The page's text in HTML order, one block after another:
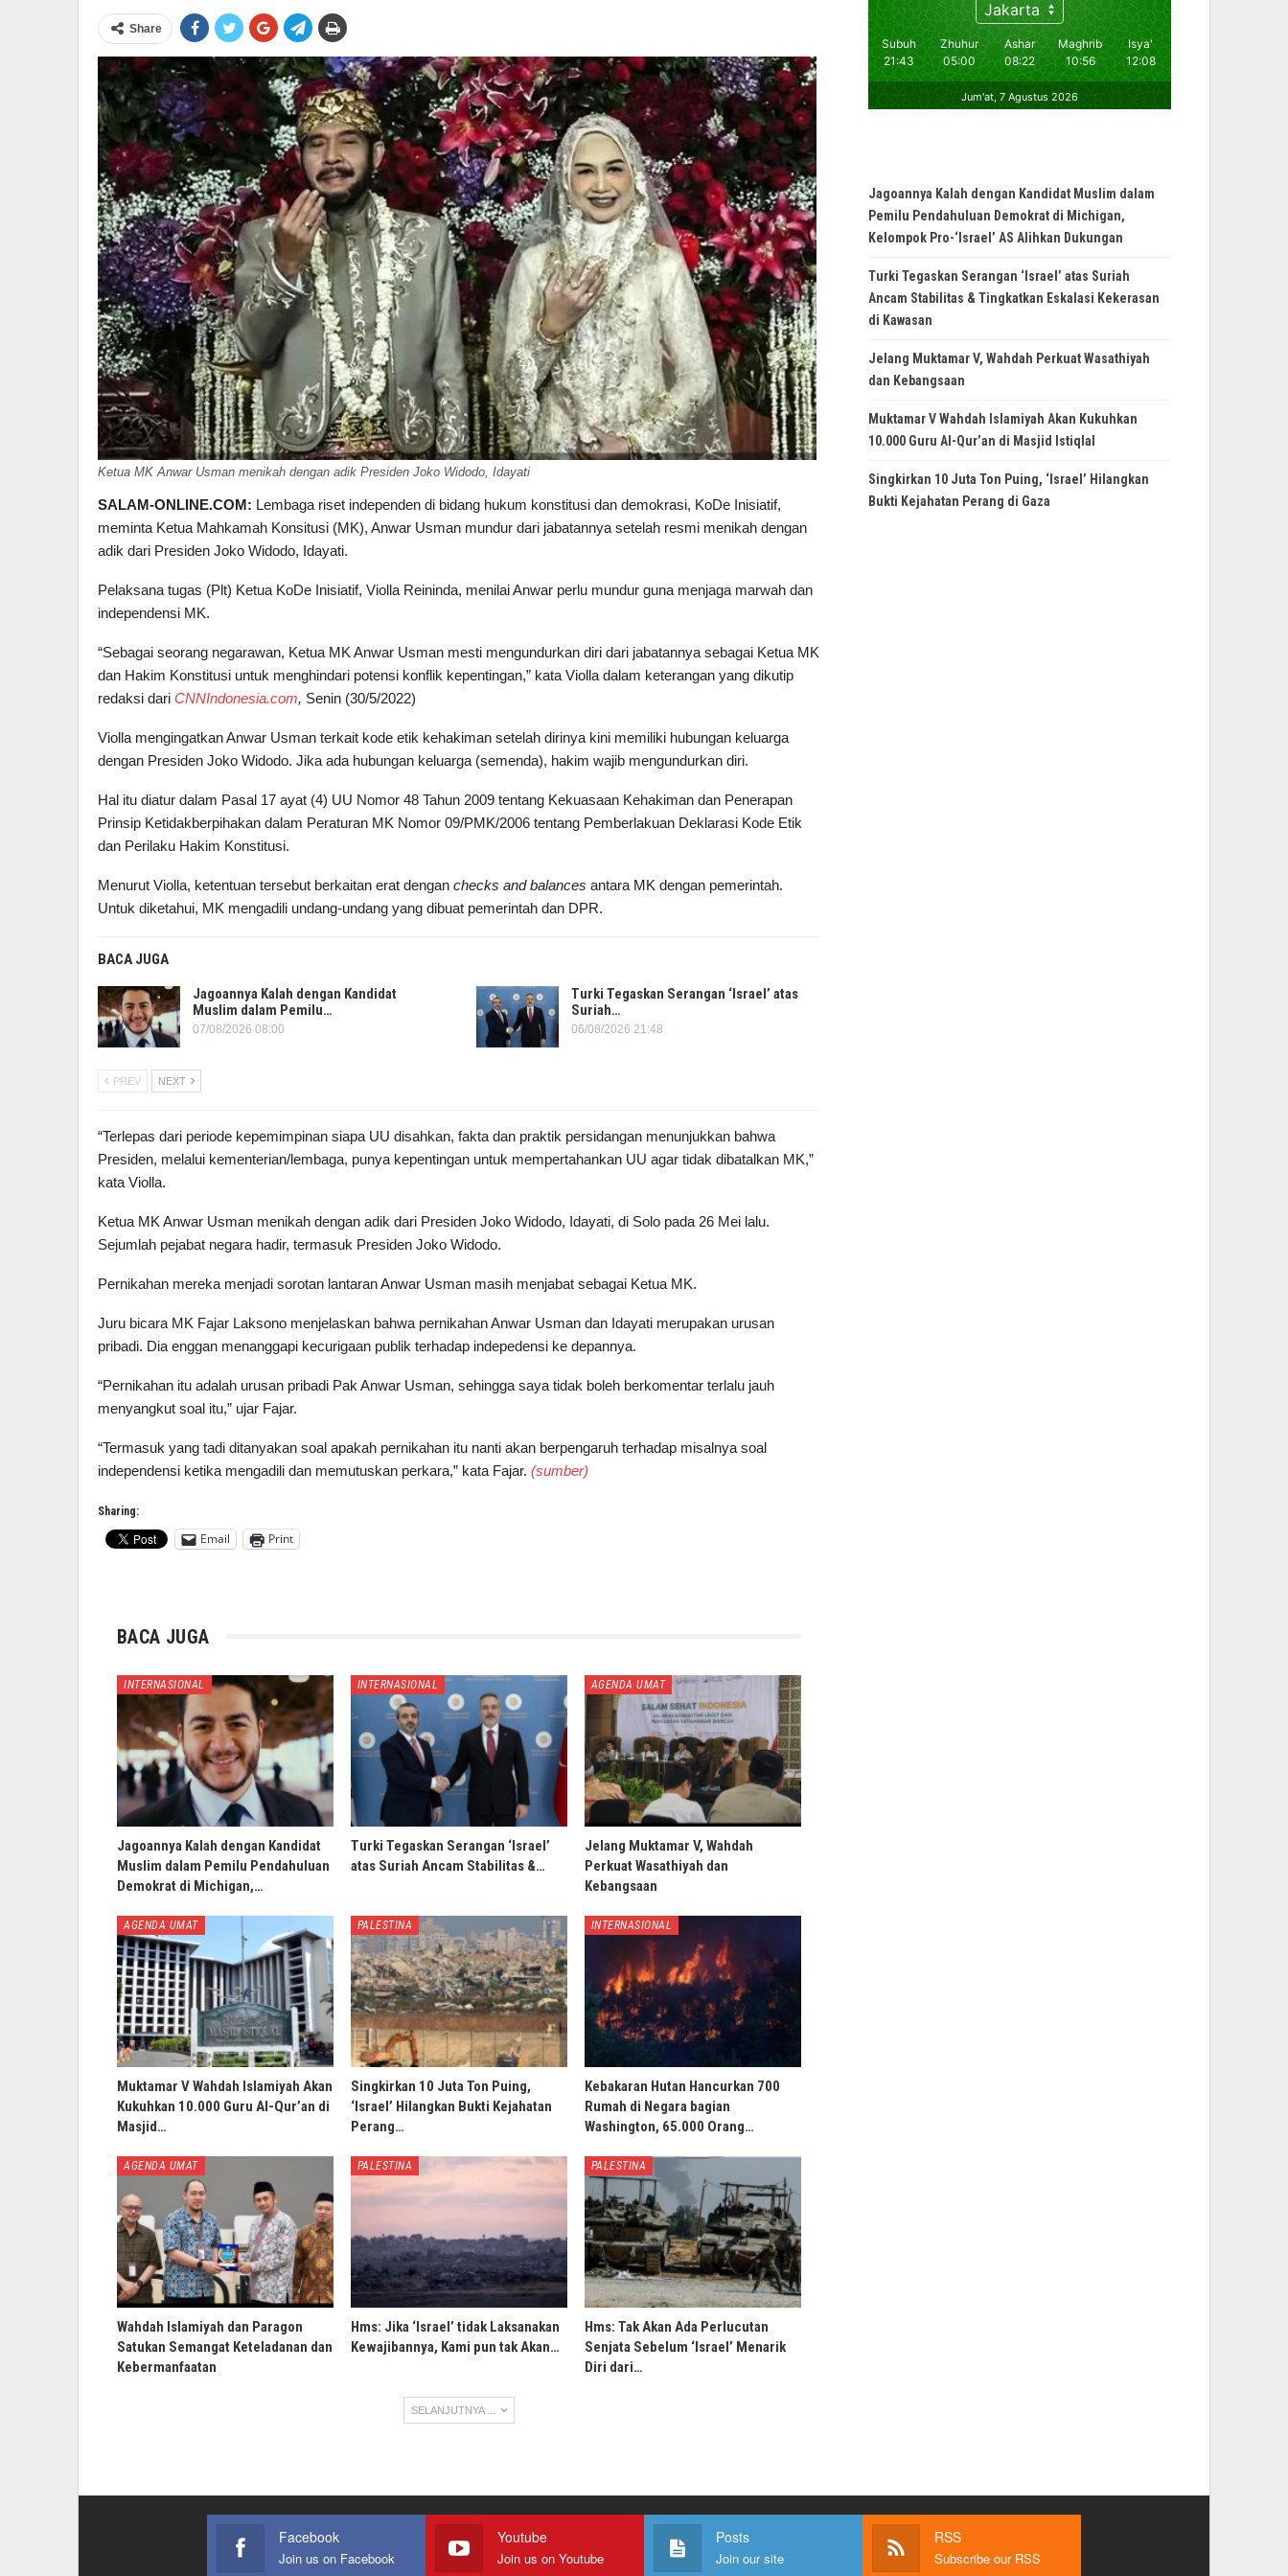
Share
Ketua MK Anwar Usman menikah dengan adik Presiden Joko Widodo, Idayati
SALAM-ONLINE.COM: Lembaga riset independen di bidang hukum konstitusi dan demokrasi, KoDe Inisiatif,
meminta Ketua Mahkamah Konsitusi (MK), Anwar Usman mundur dari jabatannya setelah resmi menikah dengan
adik dari Presiden Joko Widodo, Idayati.
Pelaksana tugas (Plt) Ketua KoDe Inisiatif, Violla Reininda, menilai Anwar perlu mundur guna menjaga marwah dan
independensi MK.
“Sebagai seorang negarawan, Ketua MK Anwar Usman mesti mengundurkan diri dari jabatannya sebagai Ketua MK
dan Hakim Konstitusi untuk menghindari potensi konflik kepentingan,” kata Violla dalam keterangan yang dikutip
redaksi dari CNNIndonesia.com, Senin (30/5/2022)
Violla mengingatkan Anwar Usman terkait kode etik kehakiman setelah dirinya kini memiliki hubungan keluarga
dengan Presiden Joko Widodo. Jika ada hubungan keluarga (semenda), hakim wajib mengundurkan diri.
Hal itu diatur dalam Pasal 17 ayat (4) UU Nomor 48 Tahun 2009 tentang Kekuasaan Kehakiman dan Penerapan
Prinsip Ketidakberpihakan dalam Peraturan MK Nomor 09/PMK/2006 tentang Pemberlakuan Deklarasi Kode Etik
dan Perilaku Hakim Konstitusi.
Menurut Violla, ketentuan tersebut berkaitan erat dengan checks and balances antara MK dengan pemerintah.
Untuk diketahui, MK mengadili undang-undang yang dibuat pemerintah dan DPR.
BACA JUGA
Jagoannya Kalah dengan Kandidat
Muslim dalam Pemilu…
07/08/2026 08:00
Turki Tegaskan Serangan ‘Israel’ atas
Suriah…
06/08/2026 21:48
PREV NEXT
“Terlepas dari periode kepemimpinan siapa UU disahkan, fakta dan praktik persidangan menunjukkan bahwa
Presiden, melalui kementerian/lembaga, punya kepentingan untuk mempertahankan UU agar tidak dibatalkan MK,”
kata Violla.
Ketua MK Anwar Usman menikah dengan adik dari Presiden Joko Widodo, Idayati, di Solo pada 26 Mei lalu.
Sejumlah pejabat negara hadir, termasuk Presiden Joko Widodo.
Pernikahan mereka menjadi sorotan lantaran Anwar Usman masih menjabat sebagai Ketua MK.
Juru bicara MK Fajar Laksono menjelaskan bahwa pernikahan Anwar Usman dan Idayati merupakan urusan
pribadi. Dia enggan menanggapi kecurigaan publik terhadap indepedensi ke depannya.
“Pernikahan itu adalah urusan pribadi Pak Anwar Usman, sehingga saya tidak boleh berkomentar terlalu jauh
menyangkut soal itu,” ujar Fajar.
“Termasuk yang tadi ditanyakan soal apakah pernikahan itu nanti akan berpengaruh terhadap misalnya soal
independensi ketika mengadili dan memutuskan perkara,” kata Fajar. (sumber)
Sharing:
Email Print
BACA JUGA
INTERNASIONAL
Jagoannya Kalah dengan Kandidat
Muslim dalam Pemilu Pendahuluan
Demokrat di Michigan,…
INTERNASIONAL
Turki Tegaskan Serangan ‘Israel’
atas Suriah Ancam Stabilitas &…
AGENDA UMAT
Jelang Muktamar V, Wahdah
Perkuat Wasathiyah dan
Kebangsaan
AGENDA UMAT
Muktamar V Wahdah Islamiyah Akan
Kukuhkan 10.000 Guru Al-Qur’an di
Masjid…
PALESTINA
Singkirkan 10 Juta Ton Puing,
‘Israel’ Hilangkan Bukti Kejahatan
Perang…
INTERNASIONAL
Kebakaran Hutan Hancurkan 700
Rumah di Negara bagian
Washington, 65.000 Orang…
AGENDA UMAT
Wahdah Islamiyah dan Paragon
Satukan Semangat Keteladanan dan
Kebermanfaatan
PALESTINA
Hms: Jika ‘Israel’ tidak Laksanakan
Kewajibannya, Kami pun tak Akan…
PALESTINA
Hms: Tak Akan Ada Perlucutan
Senjata Sebelum ‘Israel’ Menarik
Diri dari…
SELANJUTNYA ...
Jagoannya Kalah dengan Kandidat Muslim dalam
Pemilu Pendahuluan Demokrat di Michigan,
Kelompok Pro-‘Israel’ AS Alihkan Dukungan
Turki Tegaskan Serangan ‘Israel’ atas Suriah
Ancam Stabilitas & Tingkatkan Eskalasi Kekerasan
di Kawasan
Jelang Muktamar V, Wahdah Perkuat Wasathiyah
dan Kebangsaan
Muktamar V Wahdah Islamiyah Akan Kukuhkan
10.000 Guru Al-Qur’an di Masjid Istiqlal
Singkirkan 10 Juta Ton Puing, ‘Israel’ Hilangkan
Bukti Kejahatan Perang di Gaza
Facebook
Join us on Facebook
Youtube
Join us on Youtube
Posts
Join our site
RSS
Subscribe our RSS